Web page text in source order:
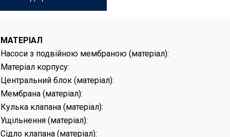
МАТЕРІАЛ
Насоси з подвійною мембраною (матеріал):
Матеріал корпусу:
Центральний блок (матеріал):
Мембрана (матеріал):
Кулька клапана (матеріал):
Ущільнення (матеріал):
Сідло клапана (матеріал):